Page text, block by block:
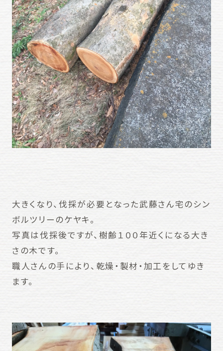
大きくなり、伐採が必要となった武藤さん宅のシン
ボルツリーのケヤキ。
写真は伐採後ですが、樹齢１００年近くになる大き
さの木です。
職人さんの手により、乾燥・製材・加工をしてゆき
ます。